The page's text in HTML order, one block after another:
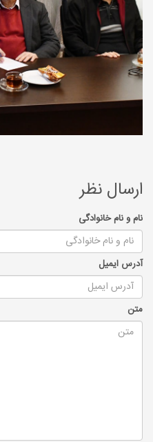
ارسال نظر
نام و نام خانوادگی
آدرس ایمیل
متن